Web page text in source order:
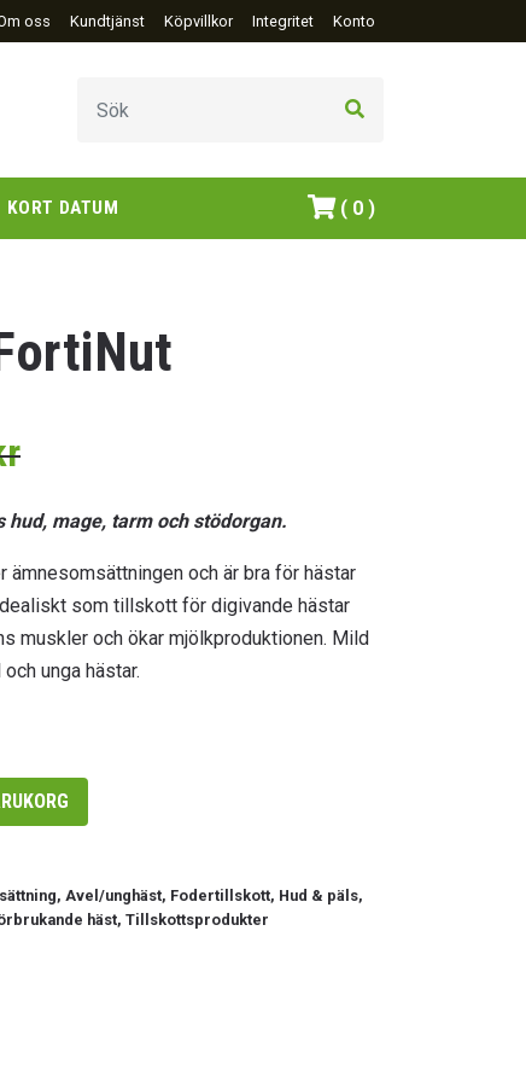
oss Kundtjänst Köpvillkor Integritet Konto
KORT DATUM ( 0 )
Det
priset
139.00kr.
Det
priset
99.00kr.
mage, tarm och stödorgan.
ämnesomsättningen och är bra för hästar
som tillskott för digivande hästar
muskler och ökar mjölkproduktionen. Mild
unga hästar.
,Avel/unghäst, Fodertillskott, Hud & päls,
häst,Tillskottsprodukter